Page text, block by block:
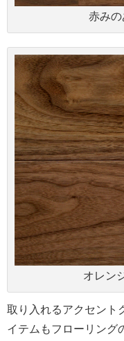
赤み
オレン
取り入れるアクセント
イテムもフローリング